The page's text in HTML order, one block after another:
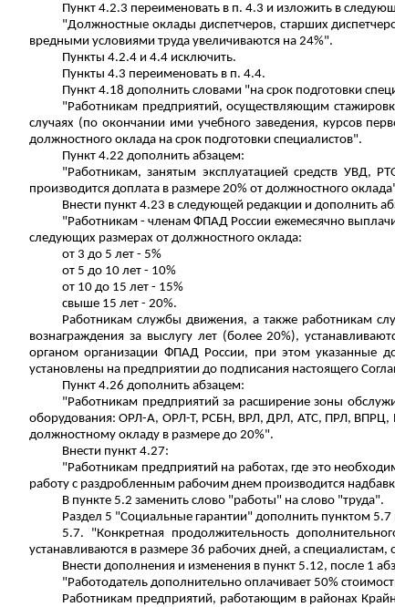
Пункт 4.2.3 переименовать в п. 4.3 и изложить в
"Должностные оклады диспетчеров, старших
вредными условиями труда увеличиваются на 24%".
Пункты 4.2.4 и 4.4 исключить.
Пункты 4.3 переименовать в п. 4.4.
Пункт 4.18 дополнить словами "на срок подготовки
"Работникам предприятий, осуществляющим
случаях (по окончании ими учебного заведения, курсов
должностного оклада на срок подготовки специалистов".
Пункт 4.22 дополнить абзацем:
"Работникам, занятым эксплуатацией средств УВД,
производится доплата в размере 20% от должностного
Внести пункт 4.23 в следующей редакции и дополнить
"Работникам - членам ФПАД России ежемесячно
следующих размерах от должностного оклада:
от 3 до 5 лет - 5%
от 5 до 10 лет - 10%
от 10 до 15 лет - 15%
свыше 15 лет - 20%.
Работникам службы движения, а также работникам
вознаграждения за выслугу лет (более 20%),
органом организации ФПАД России, при этом указанные
установлены на предприятии до подписания настоящего
Пункт 4.26 дополнить абзацем:
"Работникам предприятий за расширение зоны
оборудования:ОРЛ-А, ОРЛ-Т, РСБН, ВРЛ, ДРЛ, АТС, ПРЛ, ВПРЦ,
должностному окладу в размере до 20%".
Внести пункт 4.27:
"Работникам предприятий на работах, где это
работу с раздробленным рабочим днем производится
В пункте 5.2 заменить слово "работы" на слово "труда".
Раздел 5 "Социальные гарантии" дополнить пунктом
5.7. "Конкретная продолжительность
устанавливаются в размере 36 рабочих дней, а
Внести дополнения и изменения в пункт 5.12, после 1
"Работодатель дополнительно оплачивает 50%
Работникам предприятий, работающим в районах